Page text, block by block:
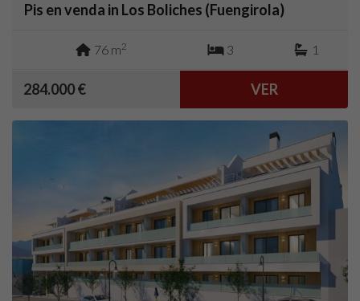
Pis en venda in Los Boliches (Fuengirola)
76 m2 3 1
284.000 € VER